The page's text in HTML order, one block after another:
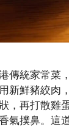
傳統家常菜
新鮮豬絞肉
，再打散雞
氣撲鼻。這